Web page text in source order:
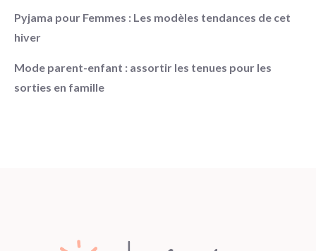
Pyjama pour Femmes : Les modèles tendances de cet
hiver
Mode parent-enfant : assortir les tenues pour les
sorties en famille